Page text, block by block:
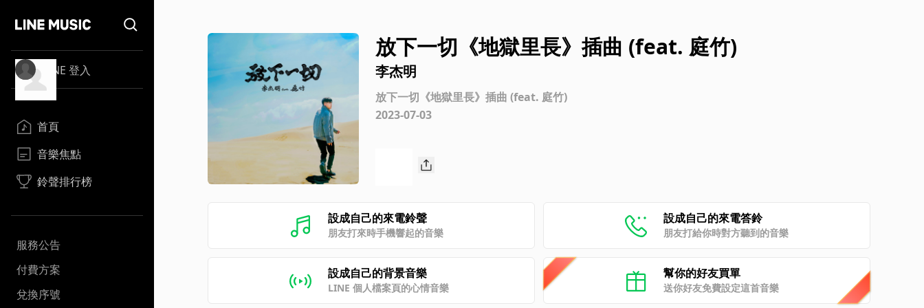
LINE 登入
首頁
音樂焦點
鈴聲排行榜
服務公告
付費方案
兌換序號
放下一切《地獄里長》插曲 (feat. 庭竹)
李杰明
放下一切《地獄里長》插曲 (feat. 庭竹)
2023-07-03
設成自己的來電鈴聲
朋友打來時手機響起的音樂
設成自己的來電答鈴
朋友打給你時對方聽到的音樂
設成自己的背景音樂
LINE 個人檔案頁的心情音樂
幫你的好友買單
送你好友免費設定這首音樂